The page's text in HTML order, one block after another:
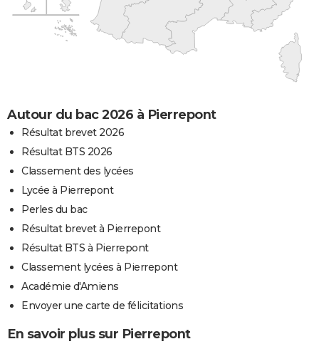
Autour du bac 2026 à Pierrepont
Résultat brevet 2026
Résultat BTS 2026
Classement des lycées
Lycée à Pierrepont
Perles du bac
Résultat brevet à Pierrepont
Résultat BTS à Pierrepont
Classement lycées à Pierrepont
Académie d'Amiens
Envoyer une carte de félicitations
En savoir plus sur Pierrepont